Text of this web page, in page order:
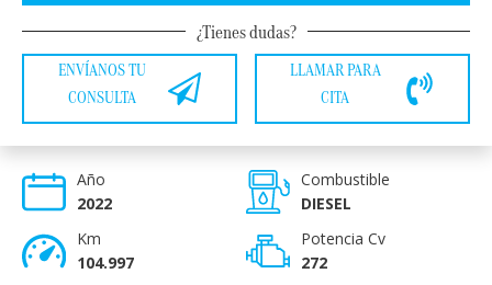
¿Tienes dudas?
ENVÍANOS TU
CONSULTA
LLAMAR PARA
CITA
Año
2022
Km
104.997
Combustible
DIESEL
Potencia Cv
272